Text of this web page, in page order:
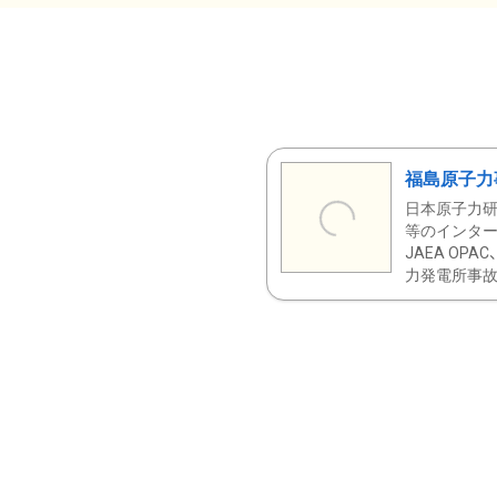
福島原子
日本原子力
等のインタ
JAEA OPAC
力発電所事